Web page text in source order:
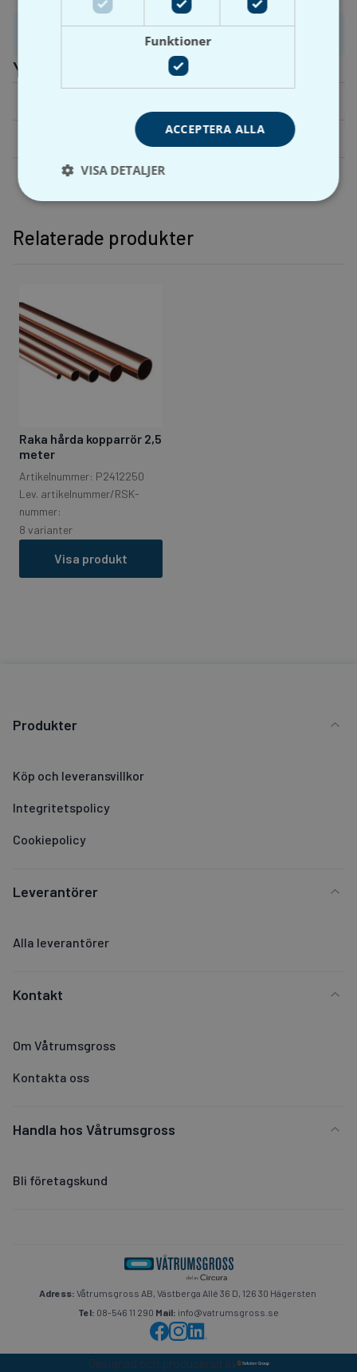
Produktinformation
Ytterligare information
12, 15, 18, 22, 28, 35, 42, 54
Relaterade produkter
Raka hårda kopparrör 2,5
meter
Artikelnummer: P2412250
Lev. artikelnummer/RSK-
nummer:
8 varianter
Visa produkt
Produkter
Köp och leveransvillkor
Integritetspolicy
Cookiepolicy
Leverantörer
Alla leverantörer
Kontakt
Om Våtrumsgross
Kontakta oss
Handla hos Våtrumsgross
Bli företagskund
Adress: Våtrumsgross AB, Västberga Allé 36 D, 126 30 Hägersten
Tel: 08-546 11 290 Mail: info@vatrumsgross.se
Designad och producerad av
Funktioner
ACCEPTERA ALLA
VISA DETALJER